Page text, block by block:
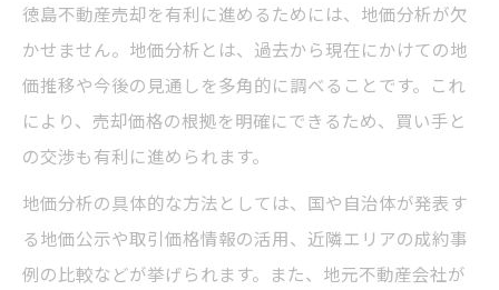
徳島不動産売却を有利に進めるためには、地価分析が欠
かせません。地価分析とは、過去から現在にかけての地
価推移や今後の見通しを多角的に調べることです。これ
により、売却価格の根拠を明確にできるため、買い手と
の交渉も有利に進められます。
地価分析の具体的な方法としては、国や自治体が発表す
る地価公示や取引価格情報の活用、近隣エリアの成約事
例の比較などが挙げられます。また、地元不動産会社が